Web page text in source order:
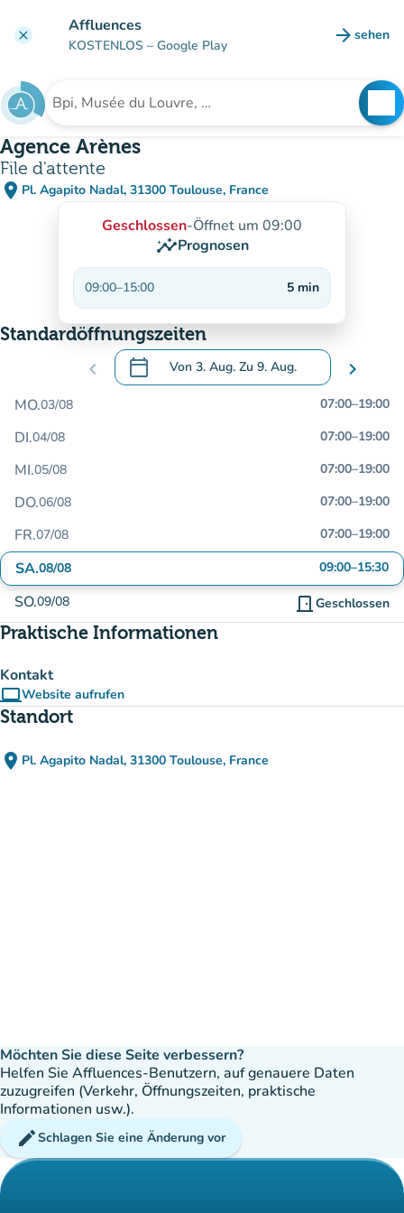
clear Affluences
KOSTENLOS – Google Play arrow_forward sehen
(new
Suche nach einer Einrichtung
Agence Arènes
File d'attente
place Pl. Agapito Nadal, 31300 Toulouse, France
(in Google Maps öffnen)
(new tab)
Geschlossen-Öffnet um 09:00
insightsPrognosen
09:00–15:00 5 min
Standardöffnungszeiten
chevron_left calendar_today Von 3. Aug. Zu 9. Aug.
.Öffnen Sie den Kalender, um Daten zu
chevron_right
MO.03/08 07:00–19:00
DI.04/08 07:00–19:00
MI.05/08 07:00–19:00
DO.06/08 07:00–19:00
FR.07/08 07:00–19:00
SA.08/08 09:00–15:30
SO.09/08 door_front Geschlossen
Praktische Informationen
Kontakt
computerWebsite aufrufen
(new tab)
Standort
place Pl. Agapito Nadal, 31300 Toulouse, France
(in Google Maps öffnen)
(new tab)
Möchten Sie diese Seite verbessern?
Helfen Sie Affluences-Benutzern, auf genauere Daten
zuzugreifen (Verkehr, Öffnungszeiten, praktische
Informationen usw.).
editSchlagen Sie eine Änderung vor